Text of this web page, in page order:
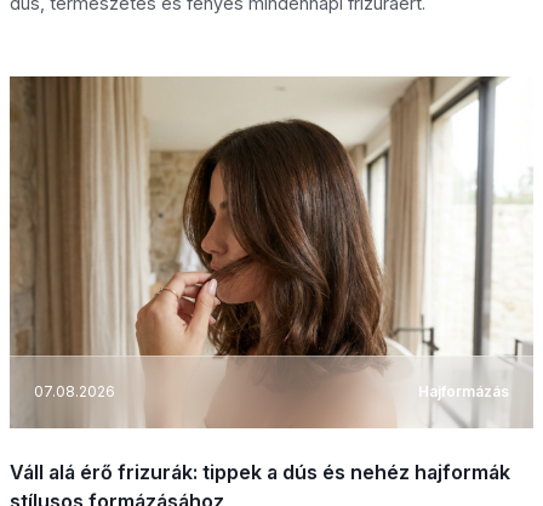
07.08.2026 Hajformázás
Váll alá érő frizurák: tippek a dús és nehéz hajformák
stílusos formázásához